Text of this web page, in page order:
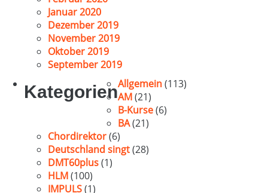
Januar 2020
Dezember 2019
November 2019
Oktober 2019
September 2019
KategorienAllgemein(113)
AM(21)
B-Kurse(6)
BA(21)
Chordirektor(6)
Deutschland singt(28)
DMT60plus(1)
HLM(100)
IMPULS(1)